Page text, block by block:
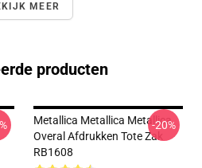
MEER
producten
Metallica Metallica Metallica
Overal Afdrukken Tote Zak
RB1608
-20%